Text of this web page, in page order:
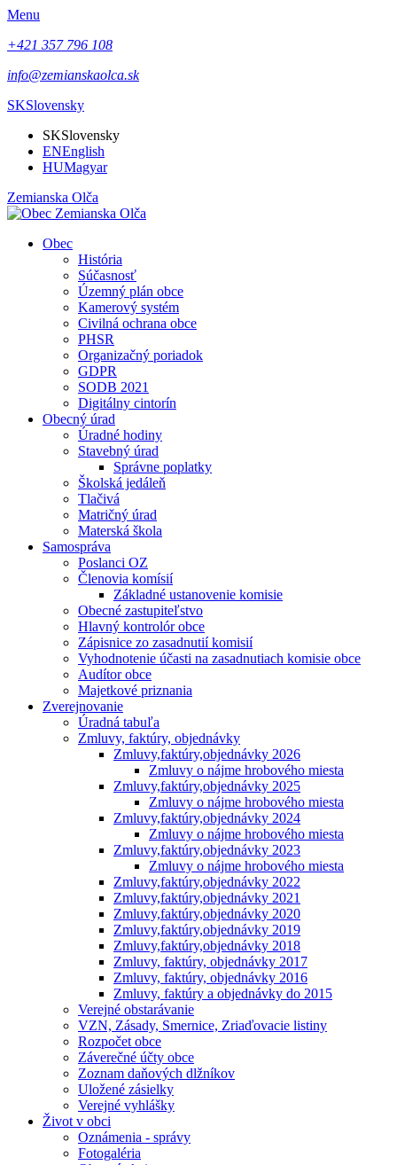
Menu
+421 357 796 108
info@zemianskaolca.sk
SKSlovensky
SKSlovensky
ENEnglish
HUMagyar
Zemianska Olča
Obec
História
Súčasnosť
Územný plán obce
Kamerový systém
Civilná ochrana obce
PHSR
Organizačný poriadok
GDPR
SODB 2021
Digitálny cintorín
Obecný úrad
Úradné hodiny
Stavebný úrad
Správne poplatky
Školská jedáleň
Tlačivá
Matričný úrad
Materská škola
Samospráva
Poslanci OZ
Členovia komísií
Základné ustanovenie komisie
Obecné zastupiteľstvo
Hlavný kontrolór obce
Zápisnice zo zasadnutií komisií
Vyhodnotenie účasti na zasadnutiach komisie obce
Audítor obce
Majetkové priznania
Zverejnovanie
Úradná tabuľa
Zmluvy, faktúry, objednávky
Zmluvy,faktúry,objednávky 2026
Zmluvy o nájme hrobového miesta
Zmluvy,faktúry,objednávky 2025
Zmluvy o nájme hrobového miesta
Zmluvy,faktúry,objednávky 2024
Zmluvy o nájme hrobového miesta
Zmluvy,faktúry,objednávky 2023
Zmluvy o nájme hrobového miesta
Zmluvy,faktúry,objednávky 2022
Zmluvy,faktúry,objednávky 2021
Zmluvy,faktúry,objednávky 2020
Zmluvy,faktúry,objednávky 2019
Zmluvy,faktúry,objednávky 2018
Zmluvy, faktúry, objednávky 2017
Zmluvy, faktúry, objednávky 2016
Zmluvy, faktúry a objednávky do 2015
Verejné obstarávanie
VZN, Zásady, Smernice, Zriaďovacie listiny
Rozpočet obce
Záverečné účty obce
Zoznam daňových dlžníkov
Uložené zásielky
Verejné vyhlášky
Život v obci
Oznámenia - správy
Fotogaléria